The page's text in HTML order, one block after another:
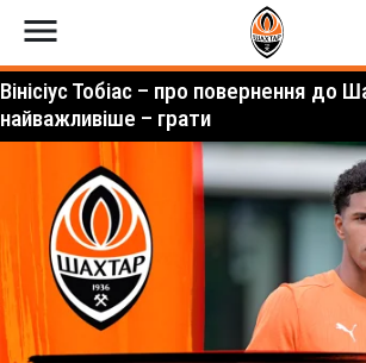
menu
Вінісіус Тобіас – про повернення до Шахтаря: Для мене
найважливіше – грати